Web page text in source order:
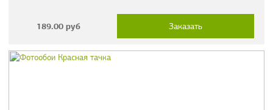
189.00 руб Заказать